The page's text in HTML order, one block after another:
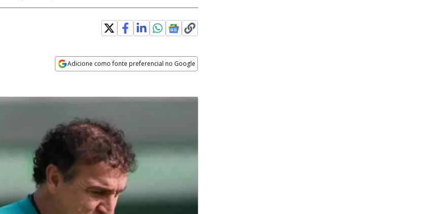
Adicione como fonte preferencial no Google